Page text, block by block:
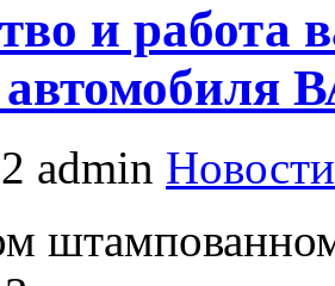
и работа
admin Новости